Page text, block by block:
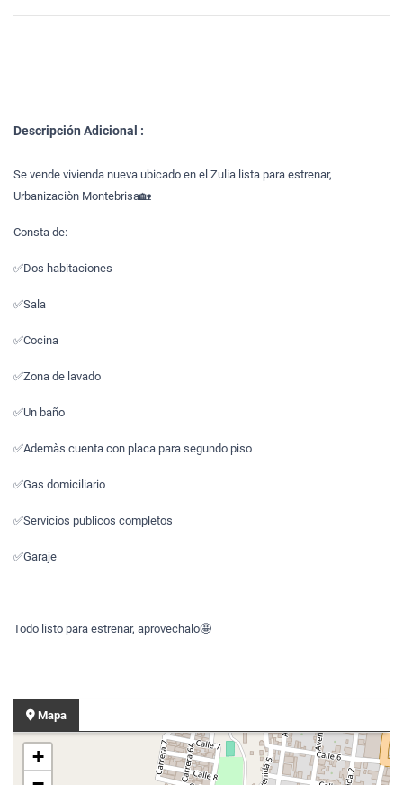
Descripción Adicional :
Se vende vivienda nueva ubicado en el Zulia lista para estrenar,
Urbanizaciòn Montebrisa🏡
Consta de:
✅Dos habitaciones
✅Sala
✅Cocina
✅Zona de lavado
✅Un baño
✅Ademàs cuenta con placa para segundo piso
✅Gas domiciliario
✅Servicios publicos completos
✅Garaje
Todo listo para estrenar, aprovechalo🤩
Mapa
+